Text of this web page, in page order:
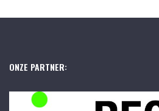
ONZE PARTNER: